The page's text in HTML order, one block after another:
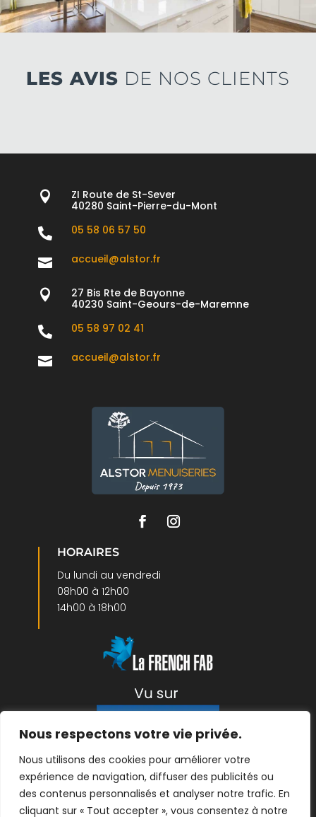
Nous respectons votre vie privée.
Nous utilisons des cookies pour améliorer votre
expérience de navigation, diffuser des publicités ou
des contenus personnalisés et analyser notre trafic. En
cliquant sur « Tout accepter », vous consentez à notre
LES AVIS DE NOS CLIENTS

ZI Route de St-Sever
40280 Saint-Pierre-du-Mont
 05 58 06 57 50
 accueil@alstor.fr

27 Bis Rte de Bayonne
40230 Saint-Geours-de-Maremne
 05 58 97 02 41
 accueil@alstor.fr
HORAIRES
Du lundi au vendredi
08h00 à 12h00
14h00 à 18h00
Mentions légales|Protection des données| ©
2026- créé parLinov Agence Web